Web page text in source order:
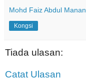
Mohd Faiz Abdul Manan
Kongsi
Tiada ulasan:
Catat Ulasan